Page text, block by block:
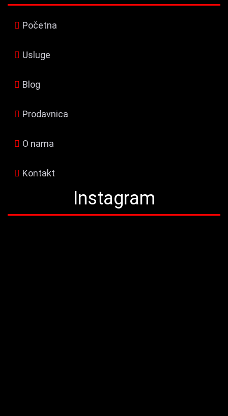
Početna
Usluge
Blog
Prodavnica
O nama
Kontakt
Instagram